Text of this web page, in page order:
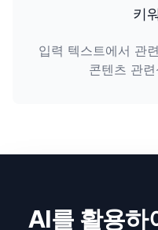
키
입력 텍스트에서 관
콘텐츠 관
AI를 활용하